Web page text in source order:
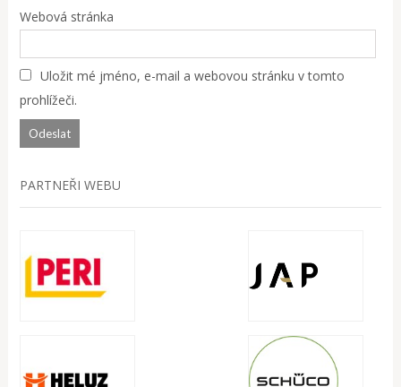
Webová stránka
Uložit mé jméno, e-mail a webovou stránku v tomto
prohlížeči.
PARTNEŘI WEBU